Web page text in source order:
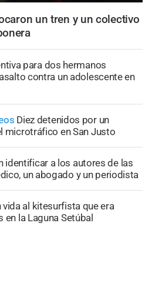
un tren y un colectivo
para dos hermanos
contra un adolescente en
Diez detenidos por un
microtráfico en San Justo
identificar a los autores de las
un abogado y un periodista
vida al kitesurfista que era
en la Laguna Setúbal